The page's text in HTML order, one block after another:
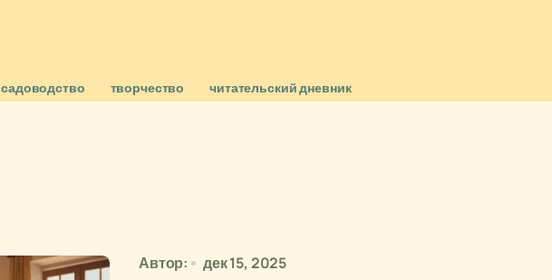
садоводство творчество читательский дневник
Автор: дек 15, 2025